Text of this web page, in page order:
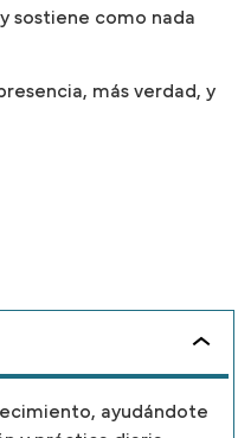
sostiene como nada
más verdad, y
ayudándote